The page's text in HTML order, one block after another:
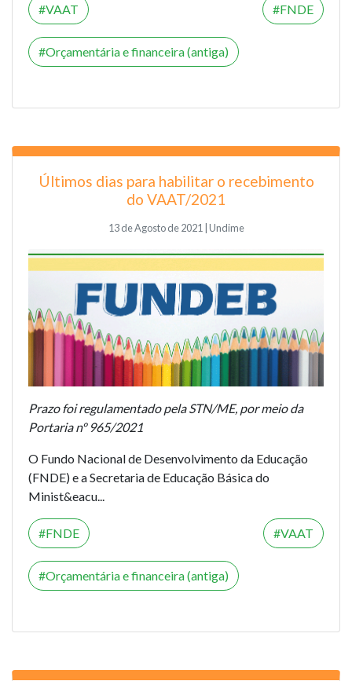
VAAT FNDE
Orçamentária e financeira (antiga)
Últimos dias para habilitar o recebimento
do VAAT/2021
13 de Agosto de 2021 | Undime
Prazo foi regulamentado pela STN/ME, por meio da
Portaria nº 965/2021
O Fundo Nacional de Desenvolvimento da Educação
(FNDE) e a Secretaria de Educação Básica do
Minist&eacu...
FNDE VAAT
Orçamentária e financeira (antiga)